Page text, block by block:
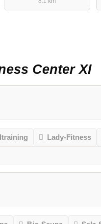
Center XI
Lady-Fitness